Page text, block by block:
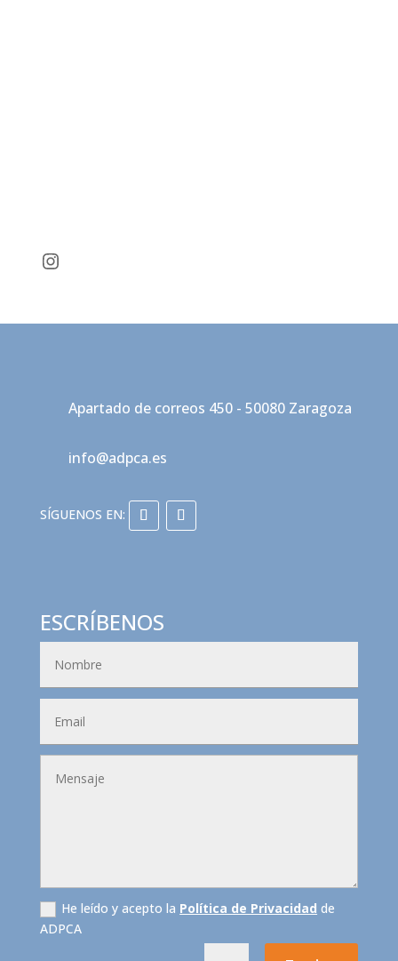
Instagram
Apartado de correos 450 - 50080 Zaragoza
info@adpca.es
ESCRÍBENOS
He leído y acepto la Política de Privacidad de
ADPCA